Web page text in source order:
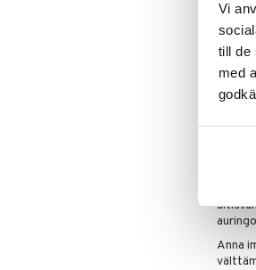
Vi
till de
med
Levitä
Älä
Anna